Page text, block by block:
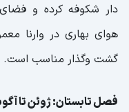
دار شکوفه کرده و
هوای بهاری در وارنا
گشت و‌گذار مناسب است.
فصل تابستان: ژوئن تا